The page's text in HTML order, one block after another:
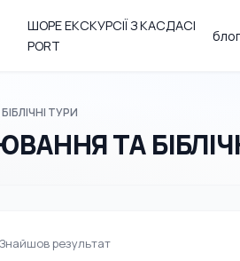
ШОРЕ ЕКСКУРСІЇ З КАСДАСІ
PORT
ТУРИ
ТА
Знайшов результат